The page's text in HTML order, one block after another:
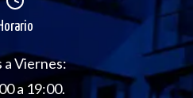
Horario
a Viernes:
a 19:00.